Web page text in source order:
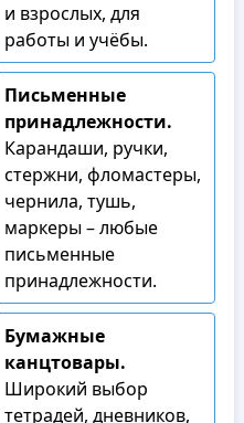
и взрослых, для
работы и учёбы.
Письменные
принадлежности.
Карандаши, ручки,
стержни, фломастеры,
чернила, тушь,
маркеры – любые
письменные
принадлежности.
Бумажные
канцтовары.
Широкий выбор
тетрадей, дневников,